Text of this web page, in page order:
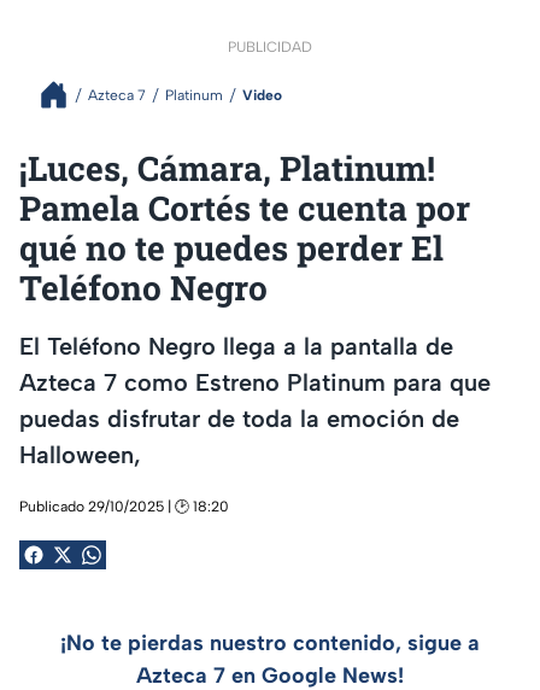
PUBLICIDAD
Azteca 7 Platinum Video
¡Luces, Cámara, Platinum!
Pamela Cortés te cuenta por
qué no te puedes perder El
Teléfono Negro
El Teléfono Negro llega a la pantalla de
Azteca 7 como Estreno Platinum para que
puedas disfrutar de toda la emoción de
Halloween,
Publicado 29/10/2025 | 🕑 18:20
¡No te pierdas nuestro contenido, sigue a
Azteca 7 en Google News!